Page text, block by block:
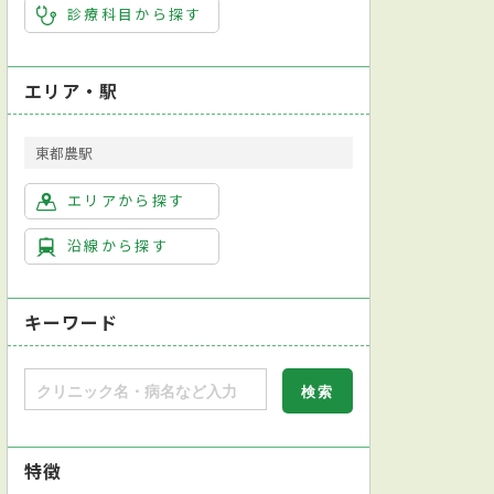
診療科目から探す
エリア・駅
東都農駅
エリアから探す
沿線から探す
キーワード
特徴